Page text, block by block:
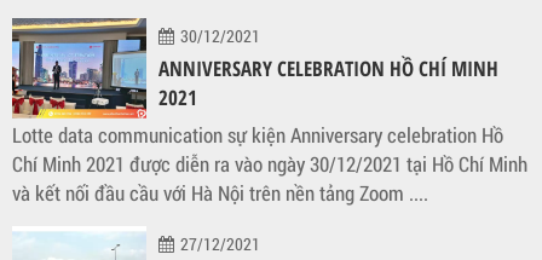
30/12/2021
ANNIVERSARY CELEBRATION HỒ CHÍ MINH
2021
Lotte data communication sự kiện Anniversary celebration Hồ
Chí Minh 2021 được diễn ra vào ngày 30/12/2021 tại Hồ Chí Minh
và kết nối đầu cầu với Hà Nội trên nền tảng Zoom ....
27/12/2021